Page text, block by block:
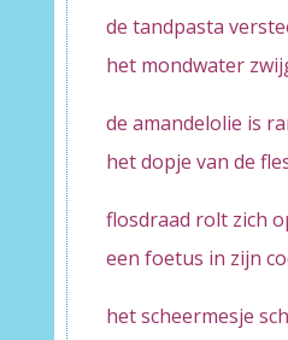
de tandpasta
het mondwater
de amandelolie is
het dopje van de
flosdraad rolt zich
een foetus in zijn
het scheermesje